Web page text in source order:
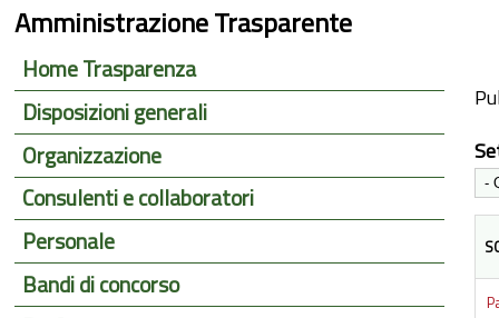
Amministrazione Trasparente
Home Trasparenza
Disposizioni generali
Organizzazione
Consulenti e collaboratori
Personale
Bandi di concorso